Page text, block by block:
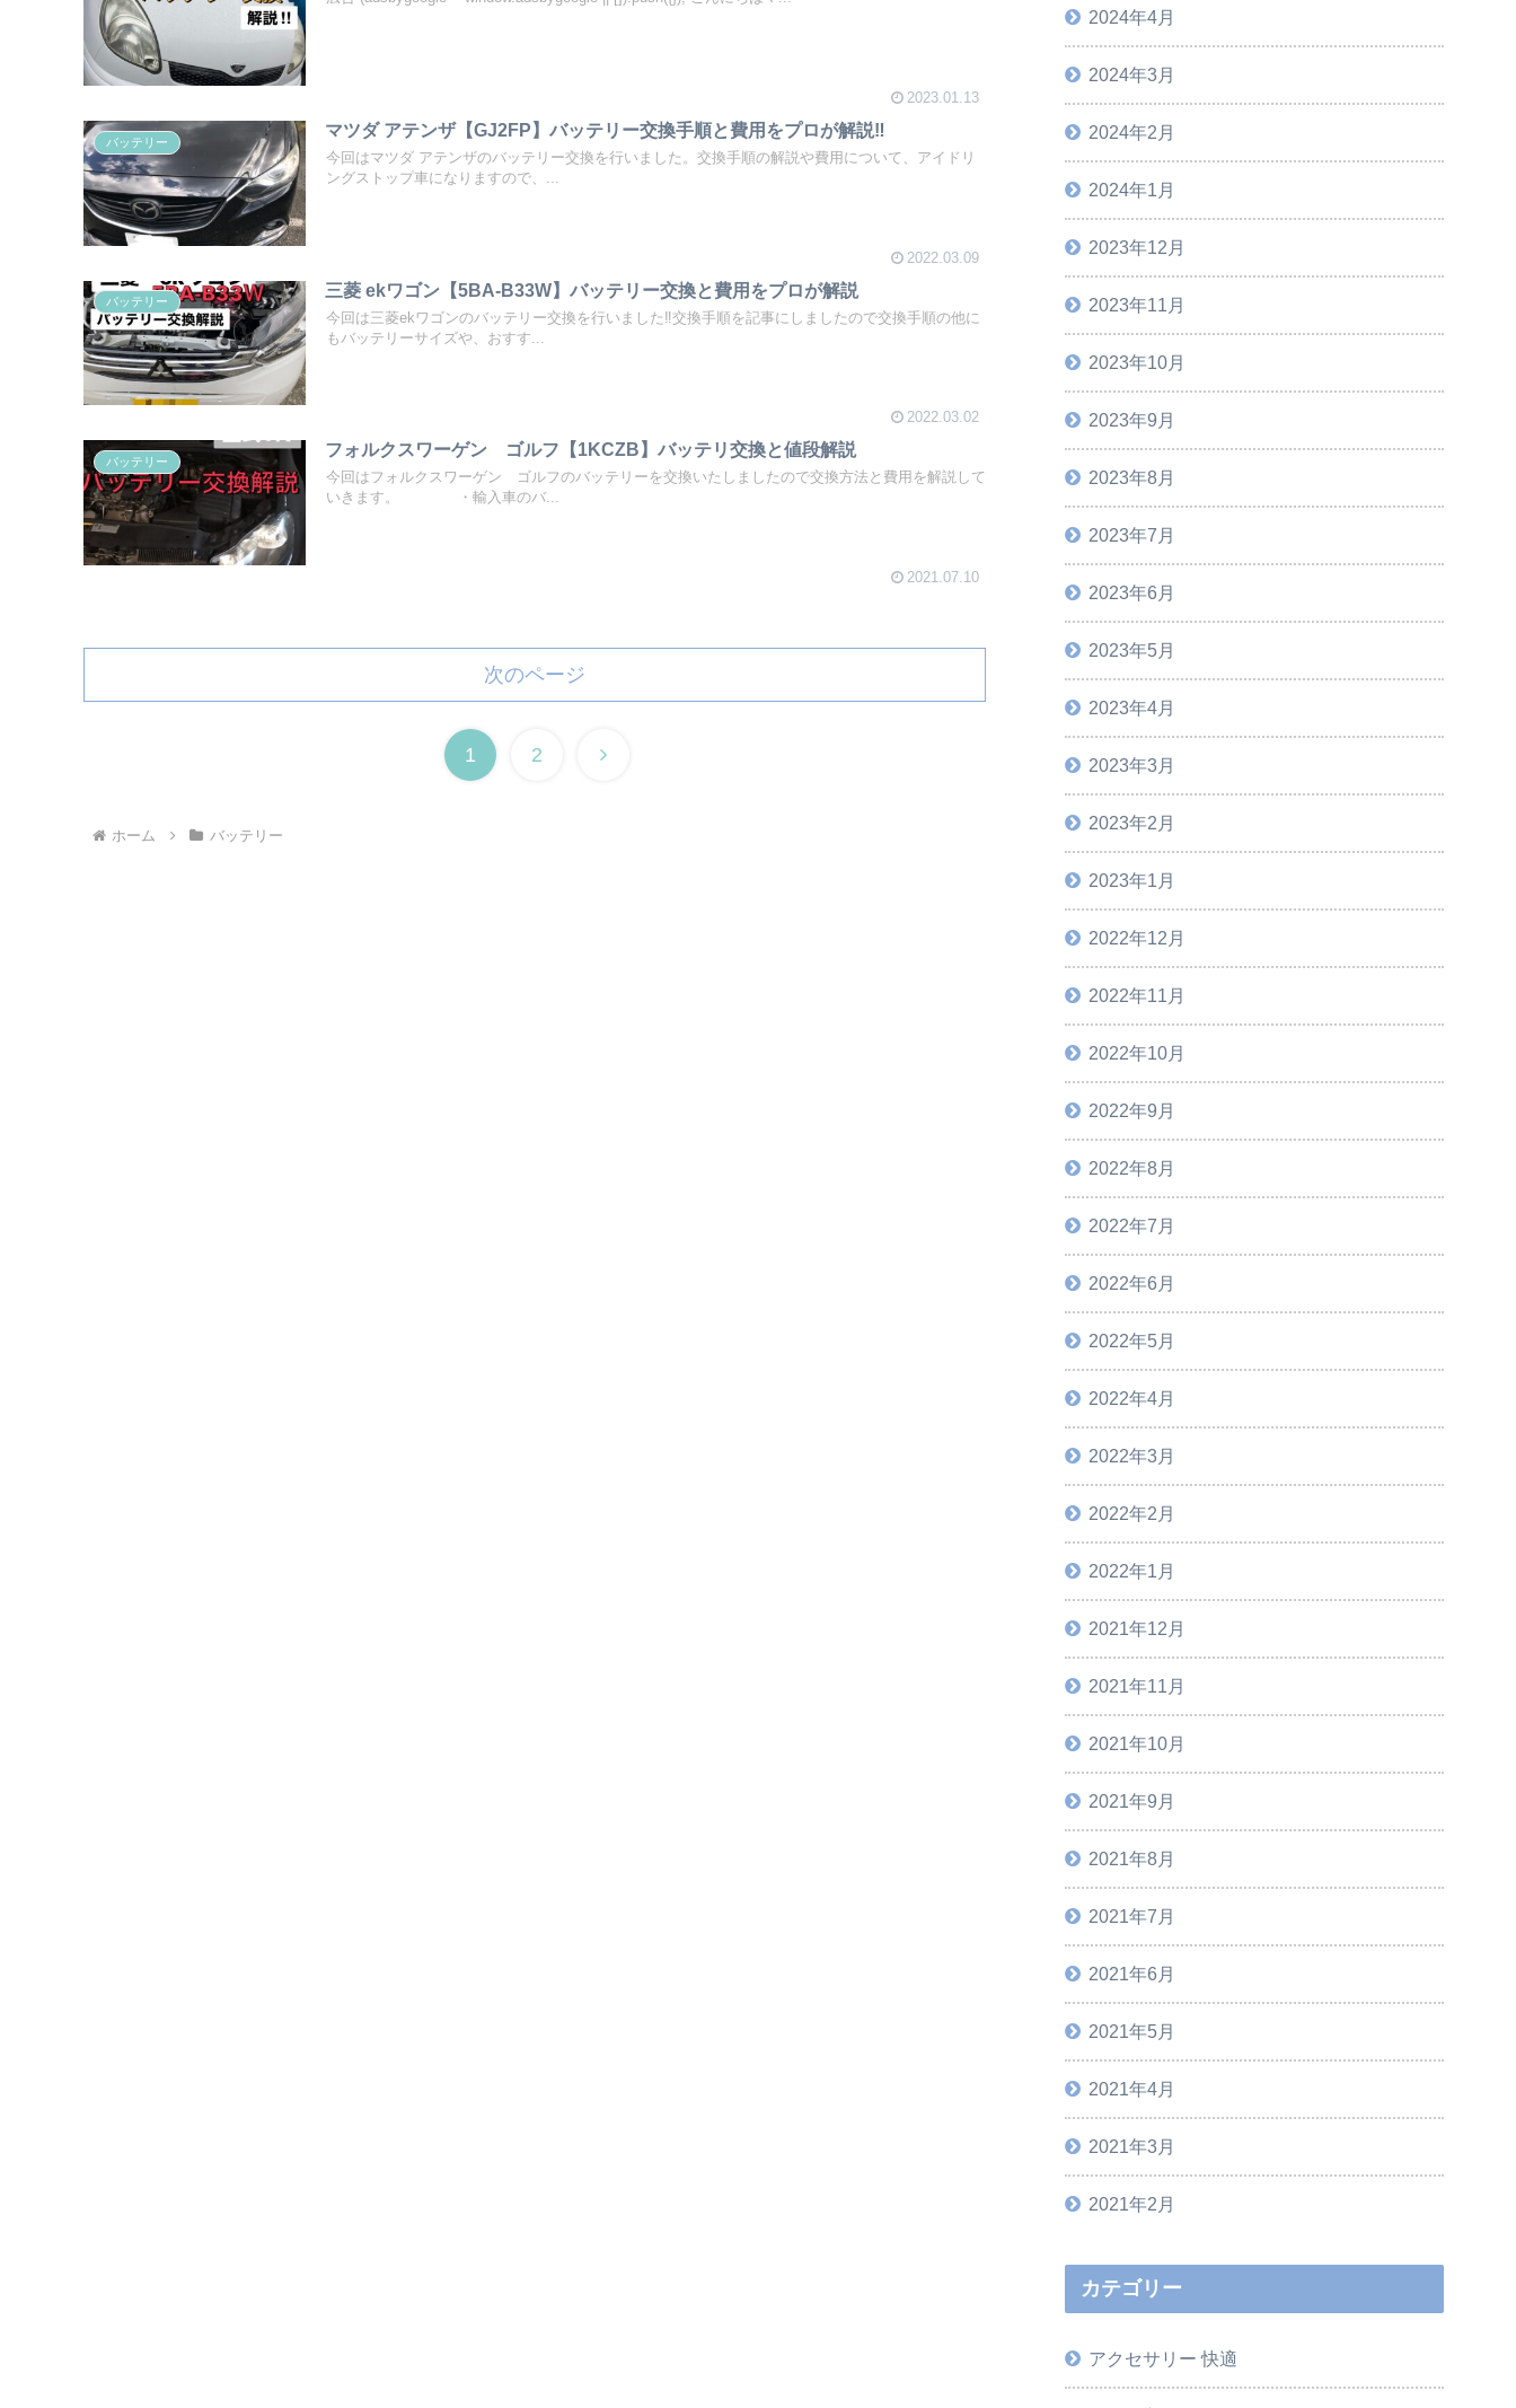
2023.01.13
バッテリー
マツダ アテンザ【GJ2FP】バッテリー交換手順と費用をプロが解説‼
今回はマツダ アテンザのバッテリー交換を行いました。交換手順の解説や費用について、アイドリ
ングストップ車になりますので、...
2022.03.09
バッテリー
三菱 ekワゴン【5BA-B33W】バッテリー交換と費用をプロが解説
今回は三菱ekワゴンのバッテリー交換を行いました‼交換手順を記事にしましたので交換手順の他に
もバッテリーサイズや、おすす...
2022.03.02
バッテリー
フォルクスワーゲン ゴルフ【1KCZB】バッテリ交換と値段解説
今回はフォルクスワーゲン ゴルフのバッテリーを交換いたしましたので交換方法と費用を解説して
いきます。 ・輸入車のバ...
2021.07.10
次のページ
1 2 次
ホーム バッテリー
2024年4月
2024年3月
2024年2月
2024年1月
2023年12月
2023年11月
2023年10月
2023年9月
2023年8月
2023年7月
2023年6月
2023年5月
2023年4月
2023年3月
2023年2月
2023年1月
2022年12月
2022年11月
2022年10月
2022年9月
2022年8月
2022年7月
2022年6月
2022年5月
2022年4月
2022年3月
2022年2月
2022年1月
2021年12月
2021年11月
2021年10月
2021年9月
2021年8月
2021年7月
2021年6月
2021年5月
2021年4月
2021年3月
2021年2月
カテゴリー
アクセサリー 快適